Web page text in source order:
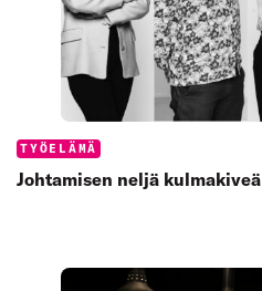
Categories:
TYÖELÄMÄ
Johtamisen neljä kulmakiveä